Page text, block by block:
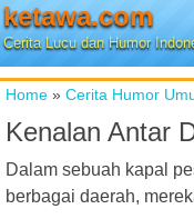
ketawa.com
Cerita Lucu dan Humor
Home » Cerita Humor
Kenalan Antar
Dalam sebuah kapal
berbagai daerah,